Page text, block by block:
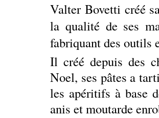
Valter Bovetti créé
la qualité de ses
fabriquant des outils
Il créé depuis des
Noel, ses pâtes a
les apéritifs à base
anis et moutarde